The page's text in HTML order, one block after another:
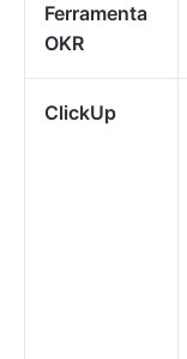
Ferramenta
OKR
ClickUp